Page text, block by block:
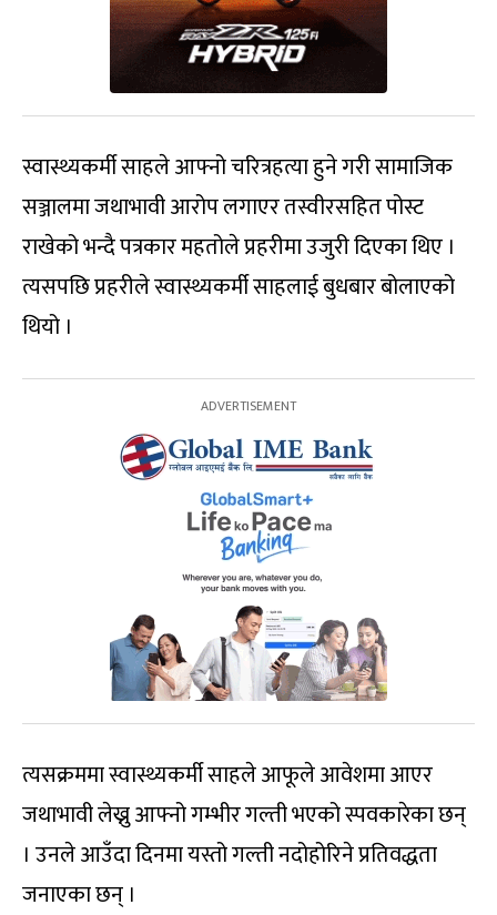
स्वास्थ्यकर्मी साहले आफ्नो चरित्रहत्या हुने गरी सामाजिक
सञ्जालमा जथाभावी आरोप लगाएर तस्वीरसहित पोस्ट
राखेको भन्दै पत्रकार महतोले प्रहरीमा उजुरी दिएका थिए ।
त्यसपछि प्रहरीले स्वास्थ्यकर्मी साहलाई बुधबार बोलाएको
थियो ।
त्यसक्रममा स्वास्थ्यकर्मी साहले आफूले आवेशमा आएर
जथाभावी लेख्नु आफ्नो गम्भीर गल्ती भएको स्पवकारेका छन्
। उनले आउँदा दिनमा यस्तो गल्ती नदोहोरिने प्रतिवद्धता
जनाएका छन् ।